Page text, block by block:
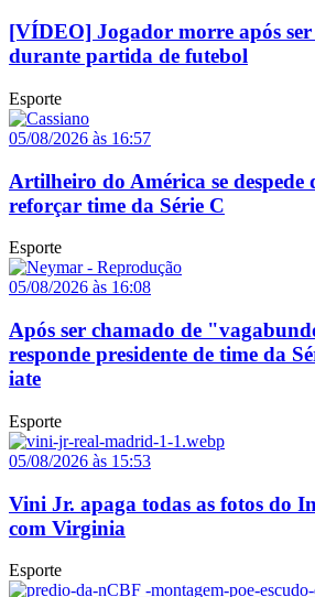
[VÍDEO] Jogador morre após
durante partida de futebol
Esporte
05/08/2026 às 16:57
Artilheiro do América se despede
reforçar time da Série C
Esporte
05/08/2026 às 16:08
Após ser chamado de
responde presidente de time da
iate
Esporte
05/08/2026 às 15:53
Vini Jr. apaga todas as fotos do
com Virginia
Esporte